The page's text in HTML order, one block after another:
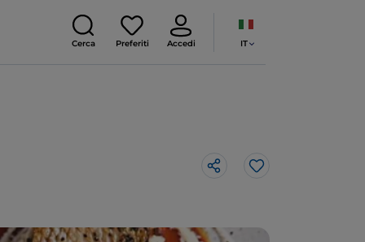
Cerca Preferiti Accedi IT
Like